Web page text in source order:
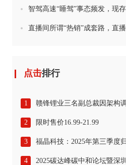
智驾高速“睡驾”事态频发，现存
直播间所谓“热销”成套路，直播
点击排行
1 赣锋锂业三名副总裁因架构
2 限时售价16.99-21.99
3 福晶科技：2025年第三季度
4 2025碳达峰碳中和论坛暨深圳